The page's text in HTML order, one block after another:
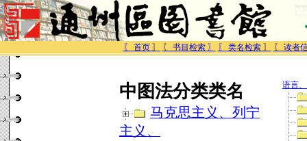
〖 首页 〗 〖 书目检索 〗 〖 类名检索 〗 〖 读者
中图法分类类名
马克思主义、列宁
主义、
语言